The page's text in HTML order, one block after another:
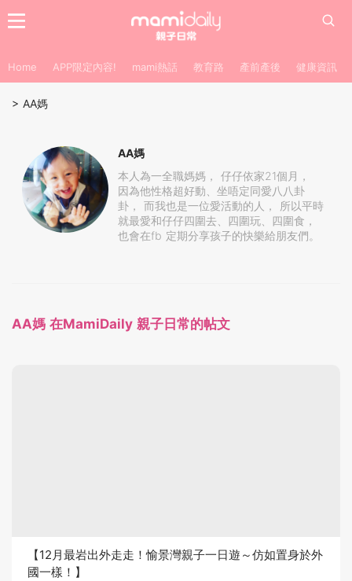
Home APP限定內容! mami熱話 教育路 產前產後 健康資訊
> AA媽
AA媽
本人為一全職媽媽， 仔仔依家21個月，
因為他性格超好動、坐唔定同愛八八卦
卦， 而我也是一位愛活動的人， 所以平時
就最愛和仔仔四圍去、四圍玩、四圍食，
也會在fb 定期分享孩子的快樂給朋友們。
AA媽 在MamiDaily 親子日常的帖文
【12月最岩出外走走！愉景灣親子一日遊～仿如置身於外
國一樣！】